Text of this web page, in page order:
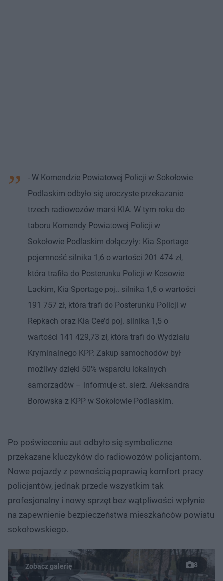
- W Komendzie Powiatowej Policji w Sokołowie
Podlaskim odbyło się uroczyste przekazanie
trzech radiowozów marki KIA. W tym roku do
taboru Komendy Powiatowej Policji w
Sokołowie Podlaskim dołączyły: Kia Sportage
pojemność silnika 1,6 o wartości 201 474 zł,
która trafiła do Posterunku Policji w Kosowie
Lackim, Kia Sportage poj.. silnika 1,6 o wartości
191 757 zł, która trafi do Posterunku Policji w
Repkach oraz Kia Cee’d poj. silnika 1,5 o
wartości 141 429,73 zł, która trafi do Wydziału
Kryminalnego KPP. Zakup samochodów był
możliwy dzięki 50% wsparciu lokalnych
samorządów – informuje st. sierż. Aleksandra
Borowska z KPP w Sokołowie Podlaskim.
Po poświeceniu aut odbyło się symboliczne
przekazane kluczyków do radiowozów policjantom.
Nowe pojazdy z pewnością poprawią komfort pracy
policjantów, jednak przede wszystkim tak
profesjonalny i nowy sprzęt bez wątpliwości wpłynie
na zapewnienie bezpieczeństwa mieszkańców powiatu
sokołowskiego.
8